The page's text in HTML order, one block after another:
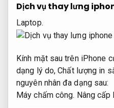
Dịch vụ thay lưng
Laptop.
Kính mặt sau trên iPhone
dạng lý do,Chất lượng in
nguyên nhân đa dạng sau:
Máy chấm công. Nâng cấp